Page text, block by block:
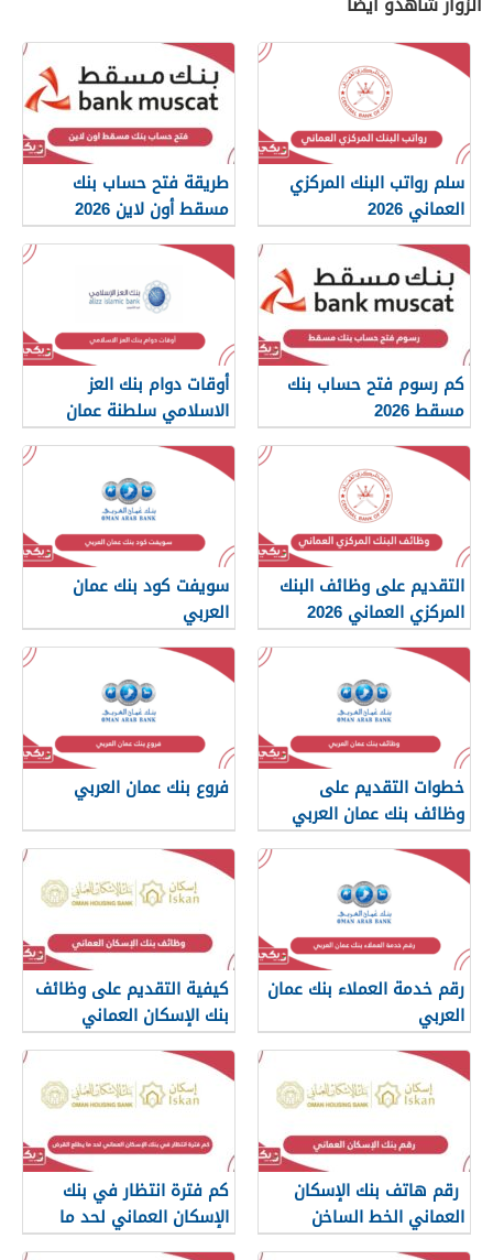
سلم رواتب البنك المركزي
العماني 2026
طريقة فتح حساب بنك
مسقط أون لاين 2026
كم رسوم فتح حساب بنك
مسقط 2026
أوقات دوام بنك العز
الاسلامي سلطنة عمان
2026
التقديم على وظائف البنك
المركزي العماني 2026
سويفت كود بنك عمان
العربي
خطوات التقديم على
وظائف بنك عمان العربي
فروع بنك عمان العربي
رقم خدمة العملاء بنك عمان
العربي
كيفية التقديم على وظائف
بنك الإسكان العماني
رقم هاتف بنك الإسكان
العماني الخط الساخن
كم فترة انتظار في بنك
الإسكان العماني لحد ما
يطلع القرض